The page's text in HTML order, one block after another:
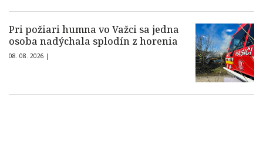
Pri požiari humna vo Važci sa jedna
osoba nadýchala splodín z horenia
08. 08. 2026 |